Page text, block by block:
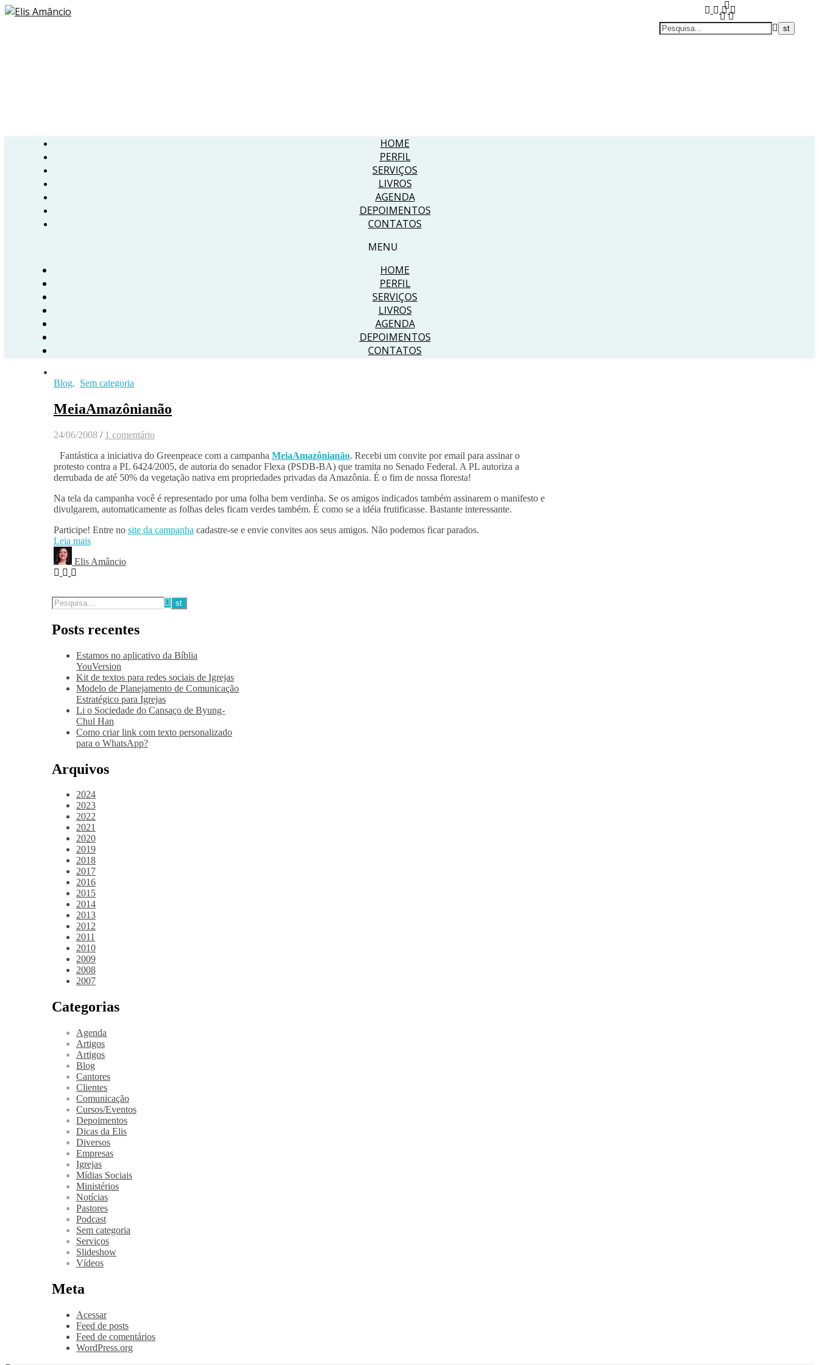
HOME
PERFIL
SERVIÇOS
LIVROS
AGENDA
DEPOIMENTOS
CONTATOS
MENU
HOME
PERFIL
SERVIÇOS
LIVROS
AGENDA
DEPOIMENTOS
CONTATOS
Blog, Sem categoria
MeiaAmazônianão
24/06/2008 / 1 comentário
Fantástica a iniciativa do Greenpeace com a campanha MeiaAmazônianão. Recebi um convite por email para assinar o
protesto contra a PL 6424/2005, de autoria do senador Flexa (PSDB-BA) que tramita no Senado Federal. A PL autoriza a
derrubada de até 50% da vegetação nativa em propriedades privadas da Amazônia. É o fim de nossa floresta!
Na tela da campanha você é representado por uma folha bem verdinha. Se os amigos indicados também assinarem o manifesto e
divulgarem, automaticamente as folhas deles ficam verdes também. É como se a idéia frutificasse. Bastante interessante.
Participe! Entre no site da campanha cadastre-se e envie convites aos seus amigos. Não podemos ficar parados.
Leia mais
Elis Amâncio
Posts recentes
Estamos no aplicativo da Bíblia
YouVersion
Kit de textos para redes sociais de Igrejas
Modelo de Planejamento de Comunicação
Estratégico para Igrejas
Li o Sociedade do Cansaço de Byung-
Chul Han
Como criar link com texto personalizado
para o WhatsApp?
Arquivos
2024
2023
2022
2021
2020
2019
2018
2017
2016
2015
2014
2013
2012
2011
2010
2009
2008
2007
Categorias
Agenda
Artigos
Artigos
Blog
Cantores
Clientes
Comunicação
Cursos/Eventos
Depoimentos
Dicas da Elis
Diversos
Empresas
Igrejas
Mídias Sociais
Ministérios
Notícias
Pastores
Podcast
Sem categoria
Serviços
Slideshow
Vídeos
Meta
Acessar
Feed de posts
Feed de comentários
WordPress.org